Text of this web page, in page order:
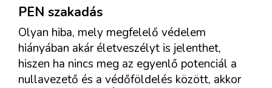
PEN szakadás
Olyan hiba, mely megfelelő védelem
hiányában akár életveszélyt is jelenthet,
hiszen ha nincs meg az egyenlő potenciál a
nullavezető és a védőföldelés között, akkor